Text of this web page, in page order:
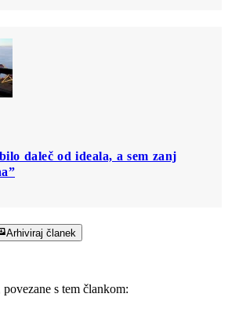
daleč od ideala, a sem zanj
Arhiviraj članek
s tem člankom: